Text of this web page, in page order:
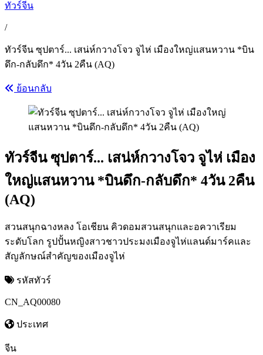
ทัวร์จีน
/
ทัวร์จีน ซุปตาร์... เสน่ห์กวางโจว จูไห่ เมืองใหญ่แสนหวาน *บิน
ดึก-กลับดึก* 4วัน 2คืน (AQ)
ย้อนกลับ
ทัวร์จีน ซุปตาร์... เสน่ห์กวางโจว จูไห่ เมือง
ใหญ่แสนหวาน *บินดึก-กลับดึก* 4วัน 2คืน
(AQ)
สวนสนุกฉางหลง โอเชียน คิวดอมสวนสนุกและอควาเรียม
ระดับโลก รูปปั้นหญิงสาวชาวประมงเมืองจูไห่แลนด์มาร์คและ
สัญลักษณ์สำคัญของเมืองจูไห่
รหัสทัวร์
CN_AQ00080
ประเทศ
จีน